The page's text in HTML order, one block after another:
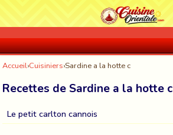
Accueil›Cuisiniers›Sardine a la hotte c
Recettes de Sardine a la hotte c
Le petit carlton cannois